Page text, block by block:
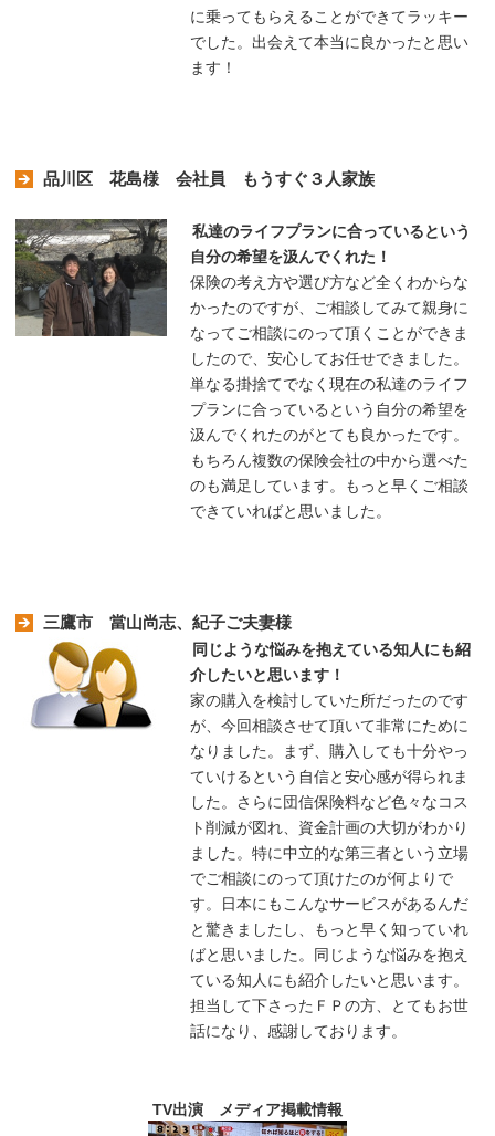
に乗ってもらえることができてラッキー
でした。出会えて本当に良かったと思い
ます！
品川区 花島様 会社員 もうすぐ３人家族
私達のライフプランに合っているという
自分の希望を汲んでくれた！
保険の考え方や選び方など全くわからな
かったのですが、ご相談してみて親身に
なってご相談にのって頂くことができま
したので、安心してお任せできました。
単なる掛捨てでなく現在の私達のライフ
プランに合っているという自分の希望を
汲んでくれたのがとても良かったです。
もちろん複数の保険会社の中から選べた
のも満足しています。もっと早くご相談
できていればと思いました。
三鷹市 當山尚志、紀子ご夫妻様
同じような悩みを抱えている知人にも紹
介したいと思います！
家の購入を検討していた所だったのです
が、今回相談させて頂いて非常にために
なりました。まず、購入しても十分やっ
ていけるという自信と安心感が得られま
した。さらに団信保険料など色々なコス
ト削減が図れ、資金計画の大切がわかり
ました。特に中立的な第三者という立場
でご相談にのって頂けたのが何よりで
す。日本にもこんなサービスがあるんだ
と驚きましたし、もっと早く知っていれ
ばと思いました。同じような悩みを抱え
ている知人にも紹介したいと思います。
担当して下さったＦＰの方、とてもお世
話になり、感謝しております。
TV出演 メディア掲載情報